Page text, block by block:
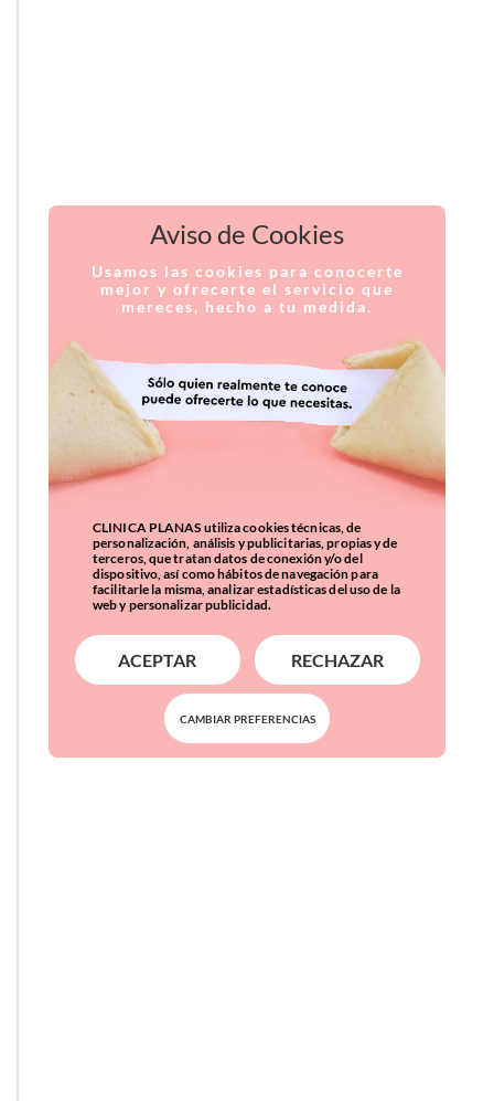
Aviso de Cookies
Usamos las cookies para conocerte
mejor y ofrecerte el servicio que
mereces, hecho a tu medida.
CLINICA PLANAS utiliza cookies técnicas, de
personalización, análisis y publicitarias, propias y de
terceros, que tratan datos de conexión y/o del
dispositivo, así como hábitos de navegación para
facilitarle la misma, analizar estadísticas del uso de la
web y personalizar publicidad.
ACEPTAR RECHAZAR
CAMBIAR PREFERENCIAS